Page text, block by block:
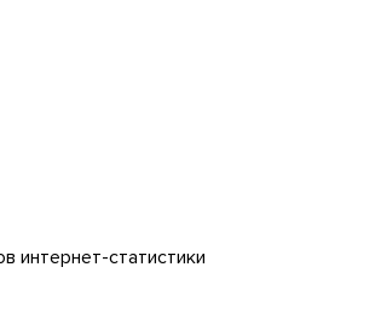
интернет-статистики